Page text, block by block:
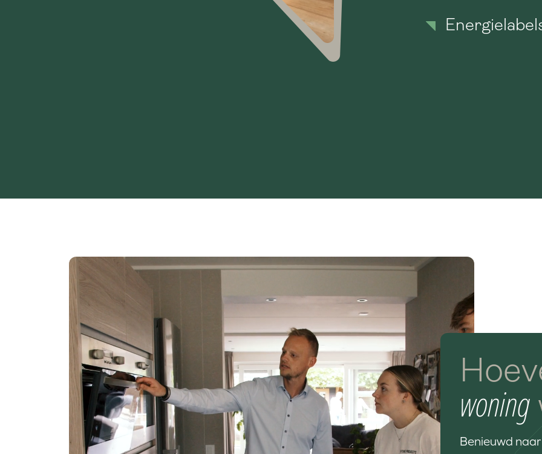
woning
Benieuwd